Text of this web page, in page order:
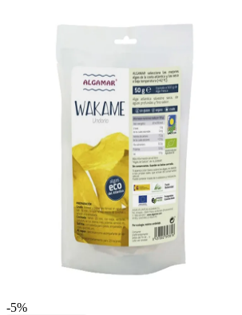
-5%